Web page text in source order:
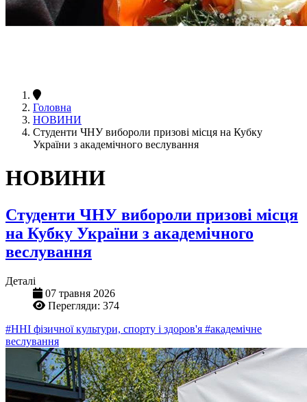
Головна
НОВИНИ
Студенти ЧНУ вибороли призові місця на Кубку
України з академічного веслування
НОВИНИ
Студенти ЧНУ вибороли призові місця
на Кубку України з академічного
веслування
Деталі
07 травня 2026
Перегляди: 374
#ННІ фізичної культури, спорту і здоров'я #академічне
веслування